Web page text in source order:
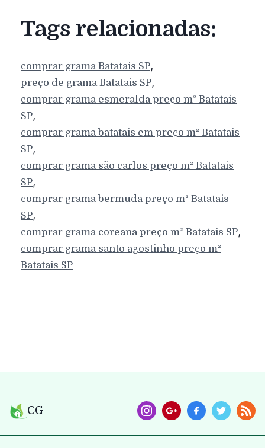
Tags relacionadas:
comprar gramaBatatais SP,
preço de gramaBatatais SP,
comprar grama esmeralda preço m² Batatais
SP,
comprar grama batatais em preço m² Batatais
SP,
comprar grama são carlos preço m² Batatais
SP,
comprar grama bermuda preço m² Batatais
SP,
comprar grama coreana preço m² Batatais SP,
comprar grama santo agostinho preço m²
Batatais SP
CG